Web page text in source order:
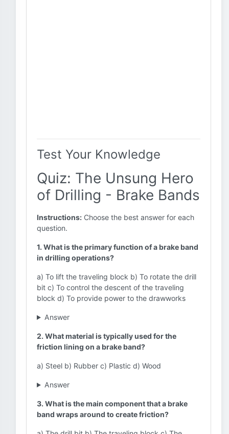
Test Your Knowledge
Quiz: The Unsung Hero
of Drilling - Brake Bands
Instructions: Choose the best answer for each
question.
1. What is the primary function of a brake band
in drilling operations?
a) To lift the traveling block b) To rotate the drill
bit c) To control the descent of the traveling
block d) To provide power to the drawworks
Answer
2. What material is typically used for the
friction lining on a brake band?
a) Steel b) Rubber c) Plastic d) Wood
Answer
3. What is the main component that a brake
band wraps around to create friction?